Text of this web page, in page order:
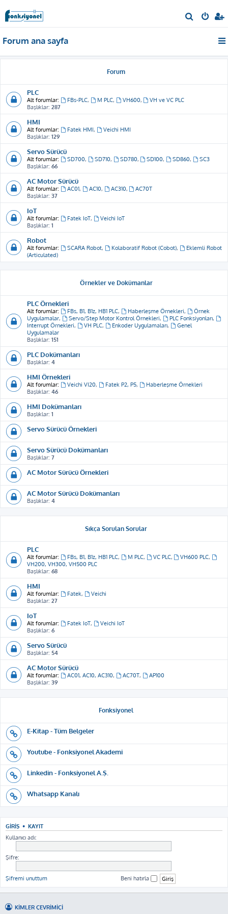
r
Forum ana sayfa
Forum
PLC
Alt forumlar: FBs-PLC, M PLC, VH600,
VH ve VC PLC
Başlıklar: 287
HMI
Alt forumlar: Fatek HMI,
Veichi HMI
Başlıklar: 129
Servo Sürücü
Alt forumlar: SD700, SD710, SD780, SD100, SD860,
SC3
Başlıklar: 66
AC Motor Sürücü
Alt forumlar: AC01, AC10, AC310,
AC70T
Başlıklar: 37
IoT
Alt forumlar: Fatek IoT,
Veichi IoT
Başlıklar: 1
Robot
Alt forumlar: SCARA Robot, Kolaboratif Robot (Cobot),
Eklemli Robot
(Articulated)
Örnekler ve Dokümanlar
PLC Örnekleri
Alt forumlar: FBs, B1, B1z, HB1 PLC, Haberleşme Örnekleri,
Örnek
Uygulamalar, Servo/Step Motor Kontrol Örnekleri, PLC Fonksiyonları,
Interrupt Örnekleri, VH PLC, Enkoder Uygulamaları,
Genel
Uygulamalar
Başlıklar: 151
PLC Dokümanları
Başlıklar: 4
HMI Örnekleri
Alt forumlar: Veichi VI20, Fatek P2, P5,
Haberleşme Örnekleri
Başlıklar: 46
HMI Dokümanları
Başlıklar: 1
Servo Sürücü Örnekleri
Servo Sürücü Dokümanları
Başlıklar: 7
AC Motor Sürücü Örnekleri
AC Motor Sürücü Dokümanları
Başlıklar: 4
Sıkça Sorulan Sorular
PLC
Alt forumlar: FBs, B1, B1z, HB1 PLC, M PLC, VC PLC, VH600 PLC,
VH200, VH300, VH500 PLC
Başlıklar: 68
HMI
Alt forumlar: Fatek,
Veichi
Başlıklar: 27
IoT
Alt forumlar: Fatek IoT,
Veichi IoT
Başlıklar: 6
Servo Sürücü
Başlıklar: 54
AC Motor Sürücü
Alt forumlar: AC01, AC10, AC310, AC70T,
AP100
Başlıklar: 39
Fonksiyonel
E-Kitap - Tüm Belgeler
Youtube - Fonksiyonel Akademi
Linkedin - Fonksiyonel A.Ş.
Whatsapp Kanalı
GIRIŞ • KAYIT
Kullanıcı adı:
Şifre:
Şifremi unuttum Beni hatırla
KIMLER ÇEVRIMIÇI